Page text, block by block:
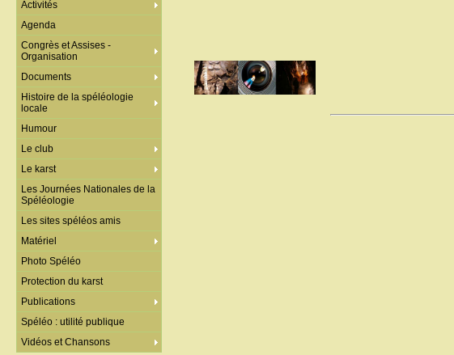
Activités
Agenda
Congrès et Assises -
Organisation
Documents
Histoire de la spéléologie
locale
Humour
Le club
Le karst
Les Journées Nationales de la
Spéléologie
Les sites spéléos amis
Matériel
Photo Spéléo
Protection du karst
Publications
Spéléo : utilité publique
Vidéos et Chansons